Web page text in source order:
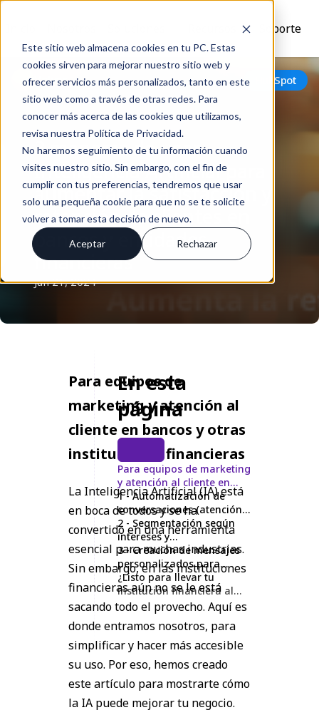
Este sitio web almacena cookies en tu PC. Estas
cookies sirven para mejorar nuestro sitio web y
ofrecer servicios más personalizados, tanto en este
sitio web como a través de otras redes. Para
conocer más acerca de las cookies que utilizamos,
revisa nuestra Política de Privacidad.
No haremos seguimiento de tu información cuando
visites nuestro sitio. Sin embargo, con el fin de
cumplir con tus preferencias, tendremos que usar
solo una pequeña cookie para que no se te solicite
volver a tomar esta decisión de nuevo.
Aceptar Rechazar
Soporte
Volver HubSpot
3 maneras de usar
Inteligencia Artificial para
aumentar la satisfacción y
retención de clientes en
bancos y entidades
financieras
Jun 21, 2024
Para equipos de
marketing y atención al
cliente en bancos y otras
instituciones financieras
La Inteligencia Artificial (IA) está
en boca de todos y se ha
convertido en una herramienta
esencial para muchas industrias.
Sin embargo, en las instituciones
financieras aún no se le está
sacando todo el provecho. Aquí es
donde entramos nosotros, para
simplificar y hacer más accesible
su uso. Por eso, hemos creado
este artículo para mostrarte cómo
la IA puede mejorar tu negocio.
En esta
página
Para equipos de marketing
y atención al cliente en
bancos y otras
instituciones financieras
1 - Automatización de
conversaciones (atención y
soporte a clientes)
2 - Segmentación según
intereses y
comportamiento
3 - Creación de mensajes
personalizados para
captar y retener clientes
¿Listo para llevar tu
institución financiera al
siguiente nivel?